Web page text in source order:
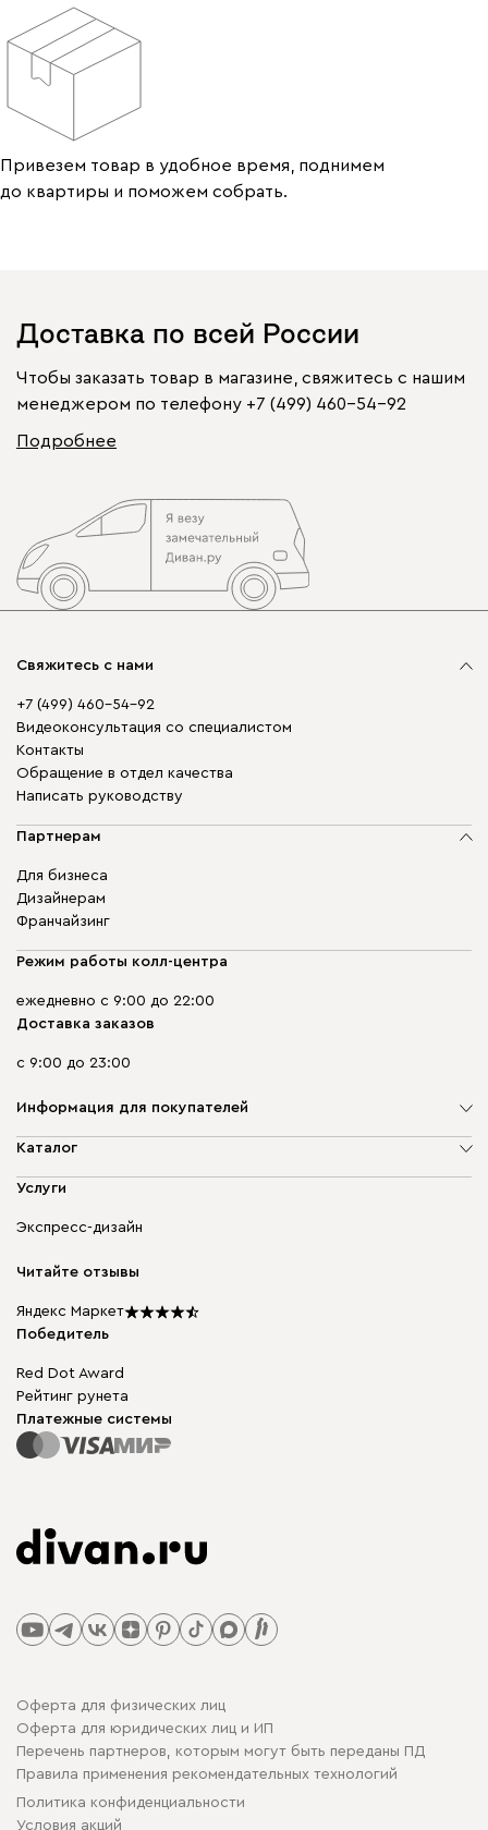
Привезем товар в удобное время, поднимем
до квартиры и поможем собрать.
Доставка по всей России
Чтобы заказать товар в магазине, свяжитесь с нашим
менеджером по телефону +7 (499) 460-54-92
Подробнее
Свяжитесь с нами
+7 (499) 460-54-92
Видеоконсультация со специалистом
Контакты
Обращение в отдел качества
Написать руководству
Партнерам
Для бизнеса
Дизайнерам
Франчайзинг
Режим работы колл-центра
ежедневно с 9:00 до 22:00
Доставка заказов
с 9:00 до 23:00
Информация для покупателей
О компании
Доставка и оплата
диван.клуб
Карьера
Подарочные сертификаты
Мы в прессе
Каталог
Мягкая мебель
Бескаркасная мебель
Столы и стулья
Услуги
Экспресс-дизайн
Читайте отзывы
Яндекс Маркет
Победитель
Red Dot Award
Рейтинг рунета
Платежные системы
Оферта для физических лиц
Оферта для юридических лиц и ИП
Перечень партнеров, которым могут быть переданы ПД
Правила применения рекомендательных технологий
Политика конфиденциальности
Условия акций